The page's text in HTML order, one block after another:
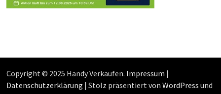
Copyright © 2025 Handy Verkaufen. Impressum |
Datenschutzerklärung | Stolz präsentiert von WordPress und